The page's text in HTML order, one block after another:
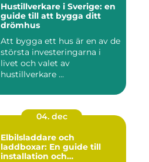
Hustillverkare i Sverige: en
guide till att bygga ditt
drömhus
Att bygga ett hus är en av de
största investeringarna i
livet och valet av
hustillverkare ...
04. dec
Elbilsladdare och
laddboxar: En guide till
installation och